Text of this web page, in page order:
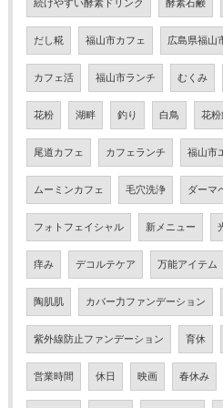
続けやすい酵素ドリンク 酵素石鹸
だし糀 福山市カフェ 広島県福山
カフェ活 福山市ランチ むくみ
花粉 湖畔 釣り 白鳥 花粉
尾道カフェ カフェランチ 福山市
ムーミンカフェ 毛穴洗浄 ダーマ
フォトフェイシャル 新メニュー
痒み デコルテケア 万能アイテム
陶肌肌 カバー力ファンデーション
紫外線防止ファンデーション 育休
営業時間 休日 映画 春休み